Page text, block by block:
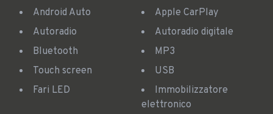
Android Auto
Apple CarPlay
Autoradio
Autoradio digitale
Bluetooth
MP3
Touch screen
USB
Fari LED
Immobilizzatore
elettronico